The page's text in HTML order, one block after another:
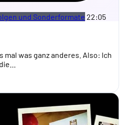
und Sonderformate 22:05
was ganz anderes. Also: Ich